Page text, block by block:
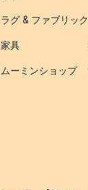
ラグ & ファブリック
家具
ムーミンショップ